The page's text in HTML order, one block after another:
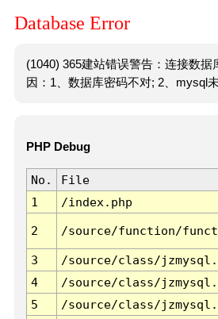
Database Error
(1040) 365建站错误警告：连接数据
因：1、数据库密码不对; 2、mysql未
PHP Debug
No. File
1
/index.php
2 /source/function/
3 /source/class/
4
/source/class/
5
/source/class/